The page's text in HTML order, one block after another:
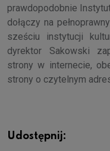
prawdopodobnie
dołączy na
sześciu instytucji
dyrektor Sakowski
strony w internecie,
strony o czytelnym
Udostępnij: